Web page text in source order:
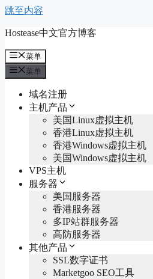
跳至内容
Hostease中文官方博客
菜单
菜单
域名注册
主机产品
美国Linux虚拟主机
香港Linux虚拟主机
香港Windows虚拟主机
美国Windows虚拟主机
VPS主机
服务器
美国服务器
香港服务器
多IP站群服务器
高防服务器
其他产品
SSL数字证书
Marketgoo SEO工具